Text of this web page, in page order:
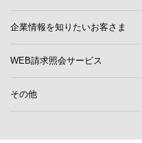
企業情報を知りたいお客さま
WEB請求照会サービス
その他